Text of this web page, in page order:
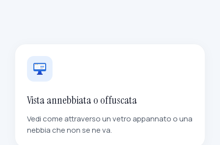
Vista annebbiata o offuscata
Vedi come attraverso un vetro appannato o una
nebbia che non se ne va.